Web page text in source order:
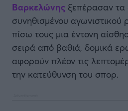
Βαρκελώνης ξεπέρασαν τα
συνηθισμένου αγωνιστικού
πίσω τους μια έντονη
σειρά από βαθιά, δομικά
αφορούν πλέον τις
την κατεύθυνση του σπορ.